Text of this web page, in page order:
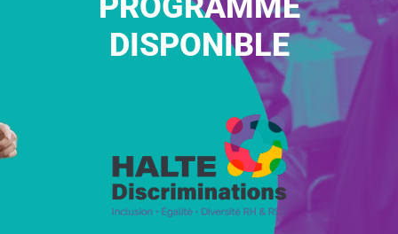
2026 : LE NOUVEAU
PROGRAMME
DISPONIBLE